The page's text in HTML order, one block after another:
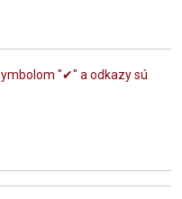
"✔" a odkazy sú